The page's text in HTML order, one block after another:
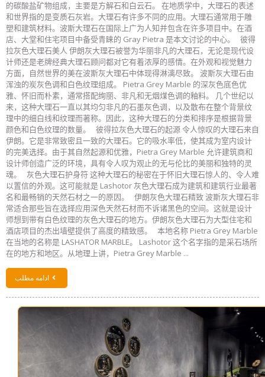
的碳酸盐矿物组成，主要是方解石和白云石。 在地质学中，大理石的表述
和世界指的是变质石灰岩。大理石有许多不同的应用。大理石通常用于雕
塑和建筑材料。波斯大理石在国际上广为人知并包含在许多项目中。在酒
店、大堂和住宅项目中备受青睐的 Gray Pietra 是本文讨论的中心。 彼得
拉灰色大理石美人 伊朗灰大理石被誉为华丽非凡的大理石，无论是现代设
计师还是老牌经典大理石顾问都对它有着浓厚的感情。在外观和视觉魅力
方面，自然世界的美在波斯灰大理石中体现得淋漓尽致。 波斯灰大理石由
浑浊的炭灰色调和白色纹理组成。 Pietra Grey Marble 的深灰色底色优
雅、怀旧而朴素，通常搭配绚丽、非凡和无烟煤色调的釉料。 几个世纪以
来，这种大理石一直以其均匀非凡的石墨灰色调，以及散布在整个背景纹
理中的细白线和纹理而著称。因此，这种大理石的分类和排序是根据背景
颜色和白色纹理的数量。 彼得拉灰色大理石的起源 令人惊叹的大理石来自
伊朗。它是非常致密且一致的大理石。它的吸水率低，使其成为室内设计
的完美选择。由于其自然起源和优雅，Pietra Grey Marble 允许建筑商和
设计师创造广泛的环境，具有令人叹为观止的无与伦比的美丽和独特的灵
魂。 灰色大理石护身符 这种大理石的秘密在于怀旧大理石惊人的、令人难
以置信的外观。这可能就是 Lashotor 灰色大理石成为建筑和建筑行业最著
名和最畅销的天然石材之一的原因。 伊朗灰色大理石精致 波斯灰大理石非
常适合那些旨在选择应用深色天然石材而不诉诸黑色的空间。这就是设计
师想到带有白色纹理的灰色大理石的地方。伊朗灰色大理石为大型住宅和
酒店项目的杰出墙壁提供了高度的精致感。 本地名称 Pietra Grey Marble
在当地的名称是 LASHATOR MARBLE。 Lashotor 这个名字指的是采石场所
在的地方和地区。从地理上讲，Pietra Grey Marble ...
ادامه مطلب